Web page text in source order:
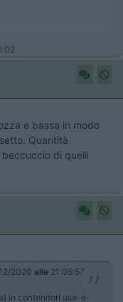
e bassa in modo
Quantità
di quelli
2020 alle 21:05:57
in contenitori usa-e-